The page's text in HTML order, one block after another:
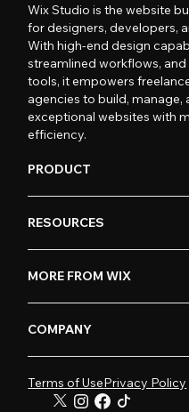
Wix Studio is the website
for designers, developers,
With high-end design
streamlined workflows,
tools, it empowers
agencies to build, manage,
exceptional websites with
efficiency.
PRODUCT
RESOURCES
MORE FROM WIX
COMPANY
Terms of UsePrivacy Policy